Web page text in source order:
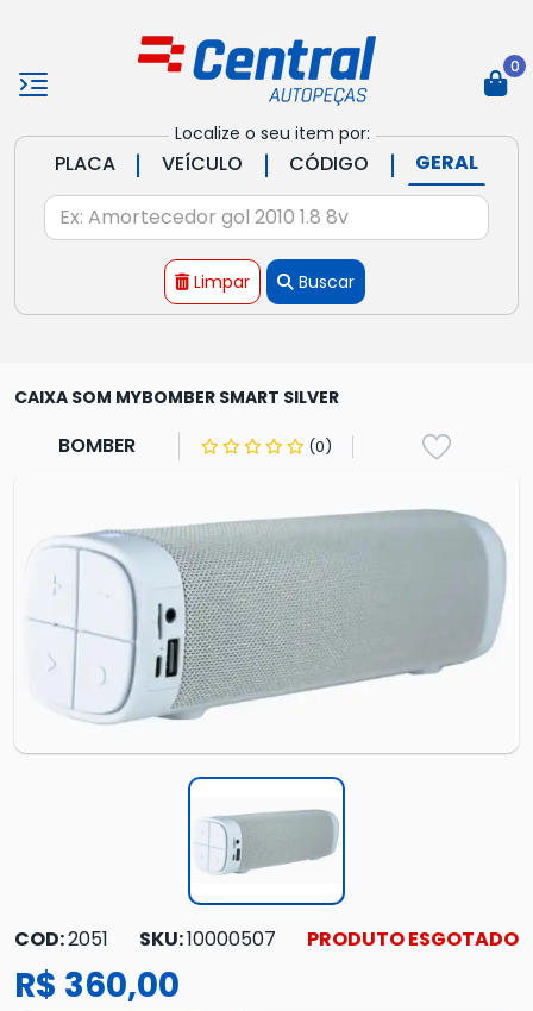
Localize o seu item por:
PLACA | VEÍCULO | CÓDIGO | GERAL
Limpar Buscar
0
CAIXA SOM MYBOMBER SMART SILVER
BOMBER (0)
COD:2051 SKU:10000507 PRODUTO ESGOTADO
R$ 360,00